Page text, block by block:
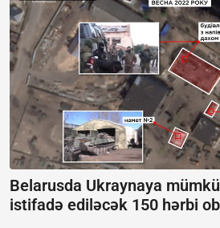
Belarusda Ukraynaya
istifadə ediləcək 150 hərbi